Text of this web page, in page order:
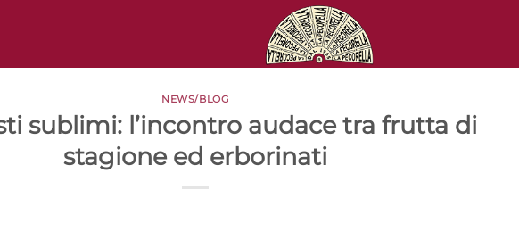
NEWS/BLOG
sublimi: l’incontro audace tra frutta di
stagione ed erborinati